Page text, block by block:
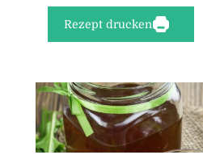
Rezept drucken